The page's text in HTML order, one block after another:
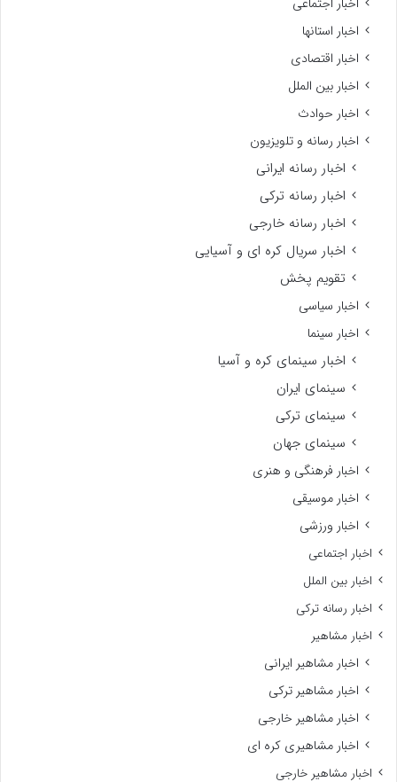
اخبار استانها
اخبار اقتصادی
اخبار بین الملل
اخبار حوادث
اخبار رسانه و تلویزیون
اخبار رسانه ایرانی
اخبار رسانه ترکی
اخبار رسانه خارجی
اخبار سریال کره ای و آسیایی
تقویم پخش
اخبار سیاسی
اخبار سینما
اخبار سینمای کره و آسیا
سینمای ایران
سینمای ترکی
سینمای جهان
اخبار فرهنگی و هنری
اخبار موسیقی
اخبار ورزشی
اخبار اجتماعی
اخبار بین الملل
اخبار رسانه ترکی
اخبار مشاهیر
اخبار مشاهیر ایرانی
اخبار مشاهیر ترکی
اخبار مشاهیر خارجی
اخبار مشاهیری کره ای
اخبار مشاهیر خارجی